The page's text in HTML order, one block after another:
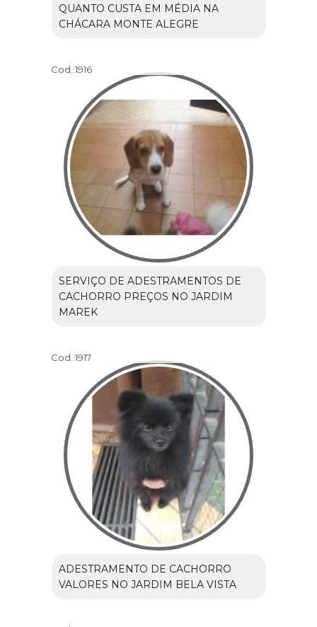
QUANTO CUSTA EM MÉDIA NA
CHÁCARA MONTE ALEGRE
Cod.:1916
SERVIÇO DE ADESTRAMENTOS DE
CACHORRO PREÇOS NO JARDIM
MAREK
Cod.:1917
ADESTRAMENTO DE CACHORRO
VALORES NO JARDIM BELA VISTA